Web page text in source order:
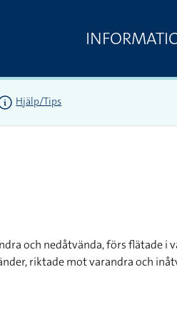
Hjälp/Tips
och nedåtvända, förs flätade i
riktade mot varandra och